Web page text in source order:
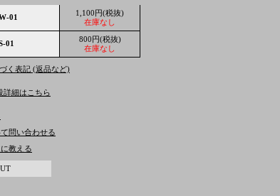
01
1,100円(税抜)
在庫なし
01
800円(税抜)
在庫なし
く表記 (返品など)
詳細はこちら
問い合わせる
教える